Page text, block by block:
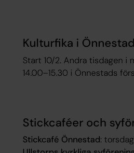
Kulturfika i Önnestad
Start 10/2. Andra tisdagen i
14.00–15.30 i Önnestads
Stickcaféer och
Stickcafé Önnestad: